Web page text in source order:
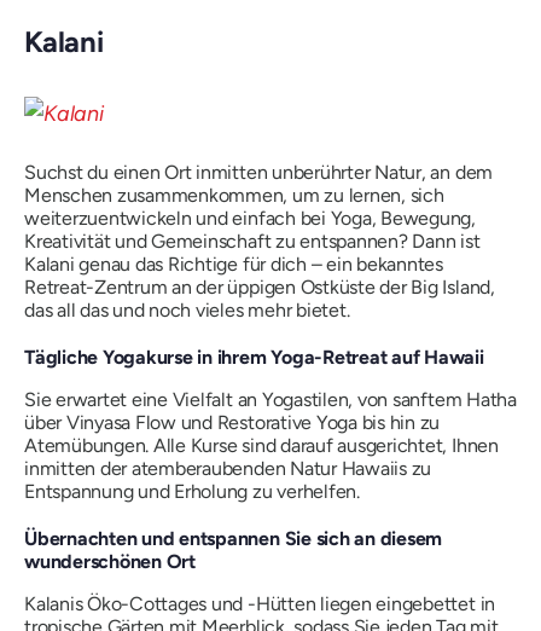
Kalani
Suchst du einen Ort inmitten unberührter Natur, an dem
Menschen zusammenkommen, um zu lernen, sich
weiterzuentwickeln und einfach bei Yoga, Bewegung,
Kreativität und Gemeinschaft zu entspannen? Dann ist
Kalani genau das Richtige für dich – ein bekanntes
Retreat-Zentrum an der üppigen Ostküste der Big Island,
das all das und noch vieles mehr bietet.
Tägliche Yogakurse in ihrem Yoga-Retreat auf Hawaii
Sie erwartet eine Vielfalt an Yogastilen, von sanftem Hatha
über Vinyasa Flow und Restorative Yoga bis hin zu
Atemübungen. Alle Kurse sind darauf ausgerichtet, Ihnen
inmitten der atemberaubenden Natur Hawaiis zu
Entspannung und Erholung zu verhelfen.
Übernachten und entspannen Sie sich an diesem
wunderschönen Ort
Kalanis Öko-Cottages und -Hütten liegen eingebettet in